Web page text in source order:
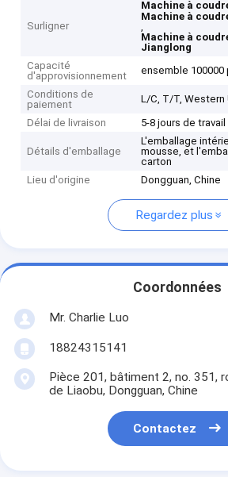
Surligner
Machine à
Machine à
,
Machine à
Jianglong
Capacité
d'approvisionnement
ensemble 100000
Conditions de
paiement
L/C, T/T, Western
Délai de livraison
5-8 jours de travail
Détails d'emballage
L'emballage
mousse, et
carton
Lieu d'origine
Dongguan, Chine
Regardez plus
Coordonnées
Mr. Charlie Luo
18824315141
Pièce 201, bâtiment 2, no. 351,
de Liaobu, Dongguan, Chine
Contactez